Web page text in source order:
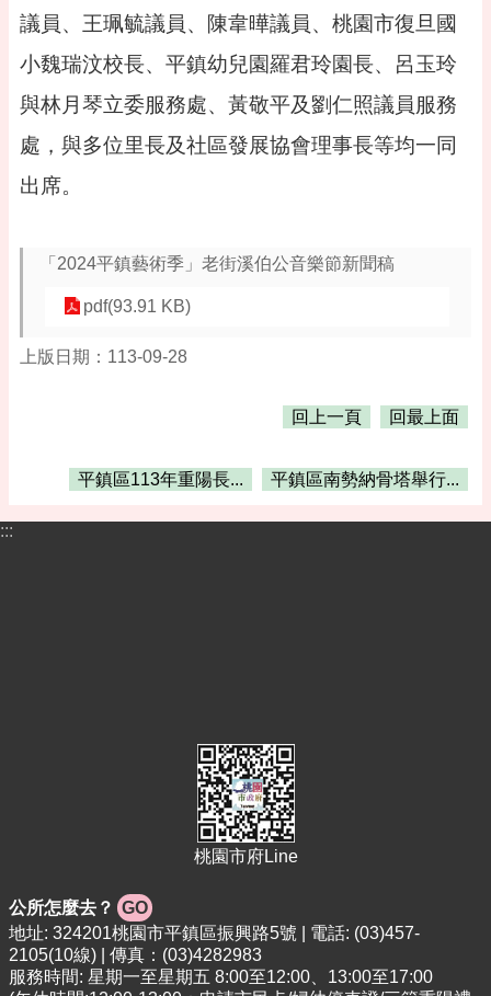
告
網
站
安
全
政
議員、王珮毓議員、陳韋曄議員、桃園市復旦國
小魏瑞汶校長、平鎮幼兒園羅君玲園長、呂玉玲
與林月琴立委服務處、黃敬平及劉仁照議員服務
處，與多位里長及社區發展協會理事長等均一同
出席。
「2024平鎮藝術季」老街溪伯公音樂節新聞稿
pdf(93.91 KB)
上版日期：113-09-28
回上一頁 回最上面
平鎮區113年重陽長... 平鎮區南勢納骨塔舉行...
:::
桃園市府Line
公所怎麼去？ GO
地址: 324201桃園市平鎮區振興路5號 | 電話: (03)457-
2105(10線) | 傳真：(03)4282983
服務時間: 星期一至星期五 8:00至12:00、13:00至17:00